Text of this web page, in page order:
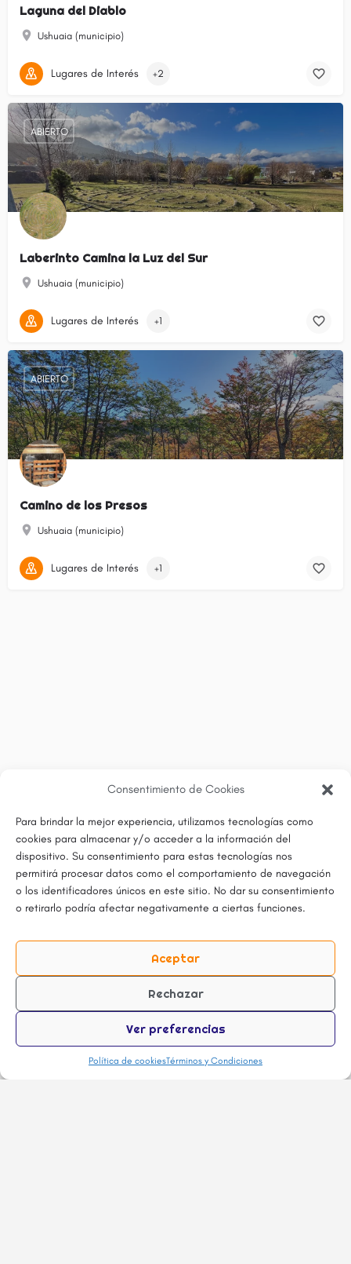
Consentimiento de Cookies
Para brindar la mejor experiencia, utilizamos tecnologías como
cookies para almacenar y/o acceder a la información del
dispositivo. Su consentimiento para estas tecnologías nos
permitirá procesar datos como el comportamiento de navegación
o los identificadores únicos en este sitio. No dar su consentimiento
o retirarlo podría afectar negativamente a ciertas funciones.
Aceptar
Rechazar
Ver preferencias
Política de cookiesTérminos y Condiciones
Laguna del Diablo
Ushuaia (municipio)
Lugares de Interés +2
Laberinto Camina la Luz del Sur
Ushuaia (municipio)
ABIERTO
Lugares de Interés +1
Camino de los Presos
Ushuaia (municipio)
ABIERTO
Lugares de Interés +1